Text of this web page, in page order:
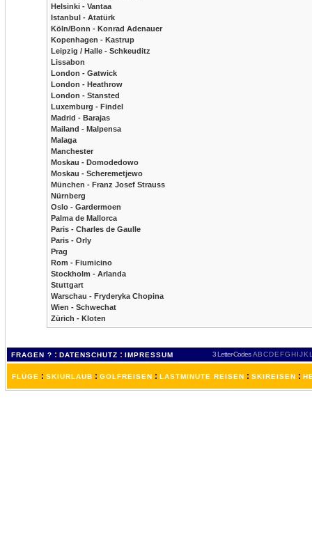
Helsinki - Vantaa
Istanbul - Atatürk
Köln/Bonn - Konrad Adenauer
Kopenhagen - Kastrup
Leipzig / Halle - Schkeuditz
Lissabon
London - Gatwick
London - Heathrow
London - Stansted
Luxemburg - Findel
Madrid - Barajas
Mailand - Malpensa
Malaga
Manchester
Moskau - Domodedowo
Moskau - Scheremetjewo
München - Franz Josef Strauss
Nürnberg
Oslo - Gardermoen
Palma de Mallorca
Paris - Charles de Gaulle
Paris - Orly
Prag
Rom - Fiumicino
Stockholm - Arlanda
Stuttgart
Warschau - Fryderyka Chopina
Wien - Schwechat
Zürich - Kloten
FRAGEN ? : DATENSCHUTZ : IMPRESSUM 3 Letter-Codes ABCDEFGH IJKL
FLÜGE : SKIURLAUB : GOLFREISEN : LASTMINUTE REISEN : SKIREISEN :